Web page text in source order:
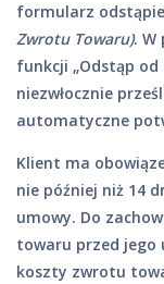
formularz
Zwrotu Towaru). W
funkcji „Odstąp od
niezwłocznie
automatyczne
Klient ma
nie później niż 14
umowy. Do
towaru przed jego
koszty zwrotu